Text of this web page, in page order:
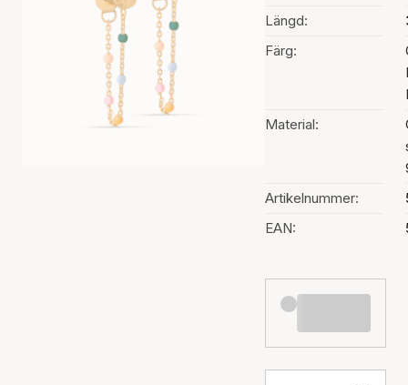
Längd:
Färg:
Material:
Artikelnummer:
EAN: